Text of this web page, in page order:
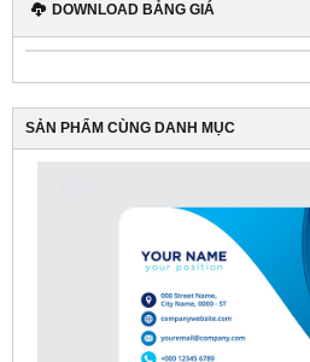
TỨC
THƯ
VIỆN
DOWNLOAD BẢNG GIÁ
SẢN PHẨM CÙNG DANH MỤC